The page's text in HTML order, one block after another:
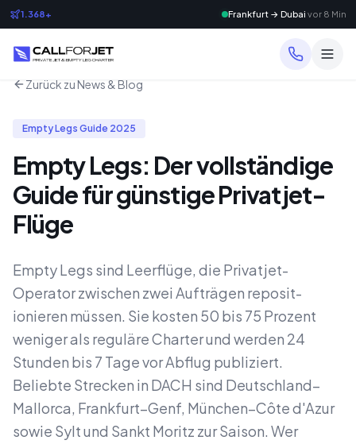
1.368+ Frankfurt → Dubai vor 8 Min
Zurück zu News & Blog
Empty Legs Guide 2025
Empty Legs: Der vollständige
Guide für günstige Privatjet-
Flüge
Empty Legs sind Leerflüge, die Privatjet-
Operator zwischen zwei Aufträgen reposit­
ionieren müssen. Sie kosten 50 bis 75 Prozent
weniger als reguläre Charter und werden 24
Stunden bis 7 Tage vor Abflug publiziert.
Beliebte Strecken in DACH sind Deutschland–
Mallorca, Frankfurt–Genf, München–Côte d'Azur
sowie Sylt und Sankt Moritz zur Saison. Wer